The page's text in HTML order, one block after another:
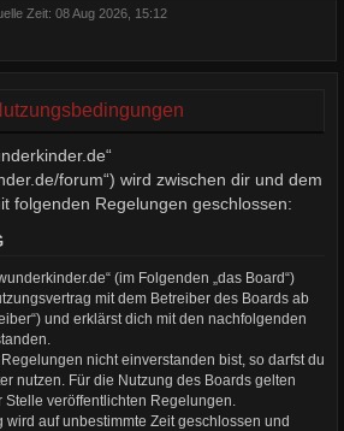
Zeit: 08 Aug 2026, 15:12
forum“) wird zwischen dir und dem
folgenden Regelungen geschlossen:
(im Folgenden „das Board“)
mit dem Betreiber des Boards ab
und erklärst dich mit den nachfolgenden
nicht einverstanden bist, so darfst du
nutzen. Für die Nutzung des Boards gelten
veröffentlichten Regelungen.
wird auf unbestimmte Zeit geschlossen und